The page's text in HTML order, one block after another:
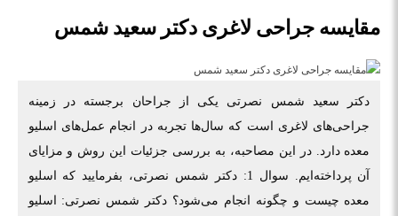
مقایسه جراحی لاغری دکتر سعید شمس
دکتر سعید شمس نصرتی یکی از جراحان برجسته در زمینه
جراحی‌های لاغری است که سال‌ها تجربه در انجام عمل‌های اسلیو
معده دارد. در این مصاحبه، به بررسی جزئیات این روش و مزایای
آن پرداخته‌ایم. سوال 1: دکتر شمس نصرتی، بفرمایید که اسلیو
معده چیست و چگونه انجام می‌شود؟ دکتر شمس نصرتی: اسلیو